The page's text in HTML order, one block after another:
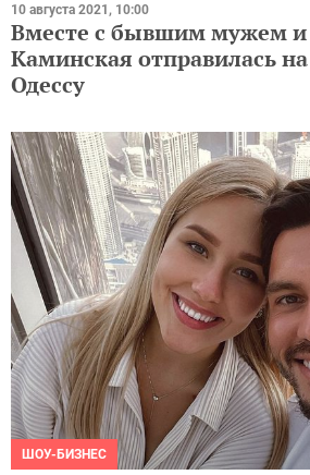
10 августа 2021, 10:00
Вместе с бывшим мужем и
Каминская отправилась
Одессу
ШОУ-БИЗНЕС